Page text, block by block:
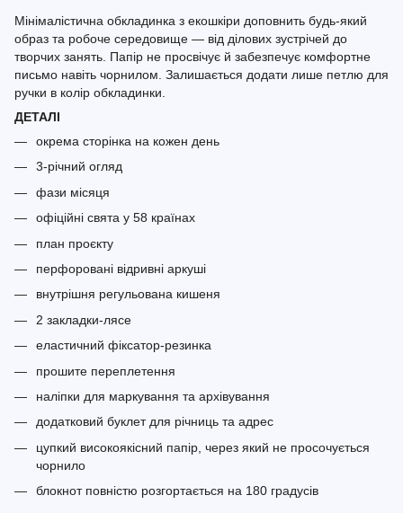
Мінімалістична обкладинка з екошкіри доповнить будь-який
образ та робоче середовище — від ділових зустрічей до
творчих занять. Папір не просвічує й забезпечує комфортне
письмо навіть чорнилом. Залишається додати лише петлю для
ручки в колір обкладинки.
ДЕТАЛІ
окрема сторінка на кожен день
3-річний огляд
фази місяця
офіційні свята у 58 країнах
план проєкту
перфоровані відривні аркуші
внутрішня регульована кишеня
2 закладки-лясе
еластичний фіксатор-резинка
прошите переплетення
наліпки для маркування та архівування
додатковий буклет для річниць та адрес
цупкий високоякісний папір, через який не просочується
чорнило
блокнот повністю розгортається на 180 градусів